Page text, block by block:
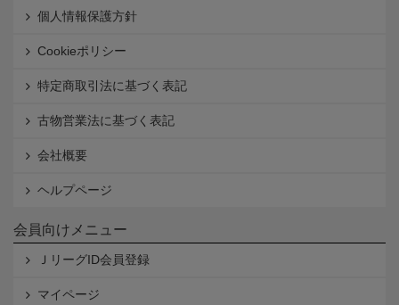
個人情報保護方針
Cookieポリシー
特定商取引法に基づく表記
古物営業法に基づく表記
会社概要
ヘルプページ
会員向けメニュー
ＪリーグID会員登録
マイページ